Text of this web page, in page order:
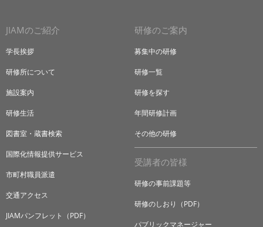
JIAMのご紹介
学長挨拶
研修所について
施設案内
研修生活
図書室・蔵書検索
国際化情報提供サービス
市町村職員派遣
交通アクセス
JIAMパンフレット（PDF）
研修のご案内
募集中の研修
研修一覧
研修を探す
年間研修計画
その他の研修
受講者の皆様
研修の事前課題等
研修のしおり（PDF）
パブリックマネージャー